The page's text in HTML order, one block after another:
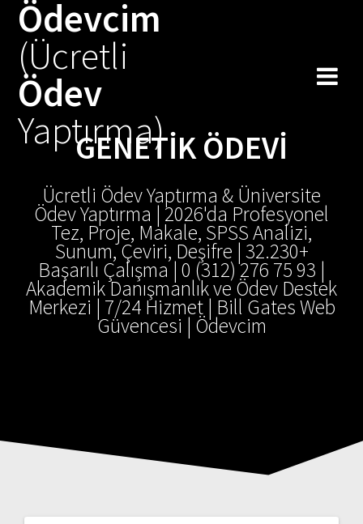
Ödevcim
(Ücretli
Ödev
Yaptırma)
GENETIK ÖDEVI
Ücretli Ödev Yaptırma & Üniversite
Ödev Yaptırma | 2026'da Profesyonel
Tez, Proje, Makale, SPSS Analizi,
Sunum, Çeviri, Deşifre | 32.230+
Başarılı Çalışma | 0 (312) 276 75 93 |
Akademik Danışmanlık ve Ödev Destek
Merkezi | 7/24 Hizmet | Bill Gates Web
Güvencesi | Ödevcim